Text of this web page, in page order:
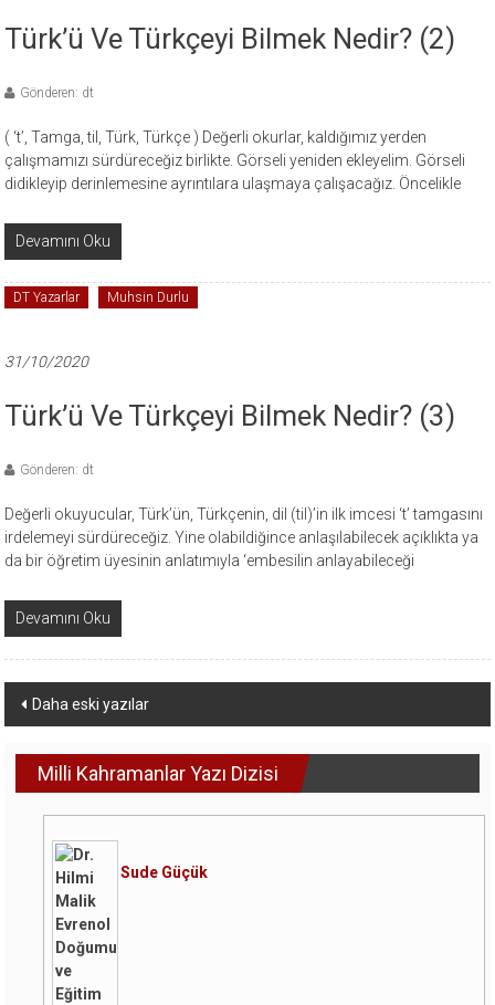
Türk’ü Ve Türkçeyi Bilmek Nedir? (2)
Gönderen: dt
( ‘t’, Tamga, til, Türk, Türkçe ) Değerli okurlar, kaldığımız yerden
çalışmamızı sürdüreceğiz birlikte. Görseli yeniden ekleyelim. Görseli
didikleyip derinlemesine ayrıntılara ulaşmaya çalışacağız. Öncelikle
Devamını Oku
DT Yazarlar Muhsin Durlu
31/10/2020
Türk’ü Ve Türkçeyi Bilmek Nedir? (3)
Gönderen: dt
Değerli okuyucular, Türk’ün, Türkçenin, dil (til)’in ilk imcesi ‘t’ tamgasını
irdelemeyi sürdüreceğiz. Yine olabildiğince anlaşılabilecek açıklıkta ya
da bir öğretim üyesinin anlatımıyla ‘embesilin anlayabileceği
Devamını Oku
Yazı
Daha eski yazılar
Milli Kahramanlar Yazı Dizisi
Sude Güçük